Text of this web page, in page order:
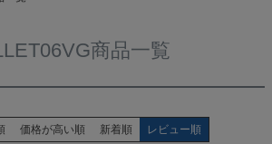
商品一覧
価格が高い順 新着順 レビュー順